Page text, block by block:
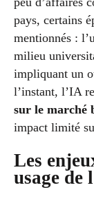
pays, certains
mentionnés :
milieu
impliquant un
l’instant, l’IA
sur le marché
impact limité
Les
usage de